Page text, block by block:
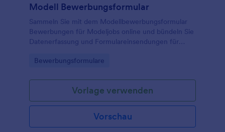
Modell Bewerbungsformular
Sammeln Sie mit dem Modellbewerbungsformular
Bewerbungen für Modeljobs online und bündeln Sie
Datenerfassung und Formulareinsendungen für
einem Ort.
Go to Category:
Bewerbungsformulare
Vorlage verwenden
Vorschau